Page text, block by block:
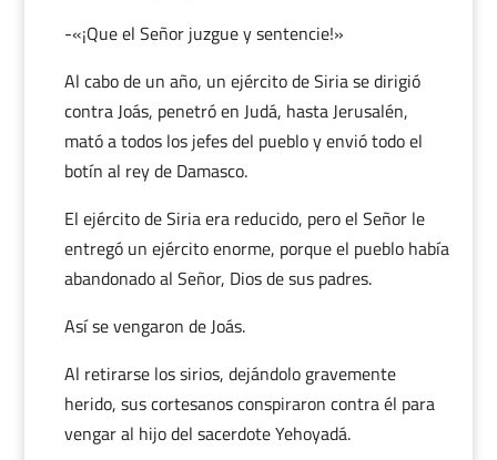
-«¡Que el Señor juzgue y sentencie!»
Al cabo de un año, un ejército de Siria se dirigió
contra Joás, penetró en Judá, hasta Jerusalén,
mató a todos los jefes del pueblo y envió todo el
botín al rey de Damasco.
El ejército de Siria era reducido, pero el Señor le
entregó un ejército enorme, porque el pueblo había
abandonado al Señor, Dios de sus padres.
Así se vengaron de Joás.
Al retirarse los sirios, dejándolo gravemente
herido, sus cortesanos conspiraron contra él para
vengar al hijo del sacerdote Yehoyadá.